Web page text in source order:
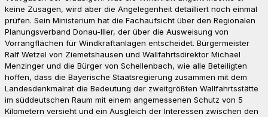
keine Zusagen, wird aber die Angelegenheit detailliert noch einmal
prüfen. Sein Ministerium hat die Fachaufsicht über den Regionalen
Planungsverband Donau-Iller, der über die Ausweisung von
Vorrangflächen für Windkraftanlagen entscheidet. Bürgermeister
Ralf Wetzel von Ziemetshausen und Wallfahrtsdirektor Michael
Menzinger und die Bürger von Schellenbach, wie alle Beteiligten
hoffen, dass die Bayerische Staatsregierung zusammen mit dem
Landesdenkmalrat die Bedeutung der zweitgrößten Wallfahrtsstätte
im süddeutschen Raum mit einem angemessenen Schutz von 5
Kilometern versieht und ein Ausgleich der Interessen zwischen den